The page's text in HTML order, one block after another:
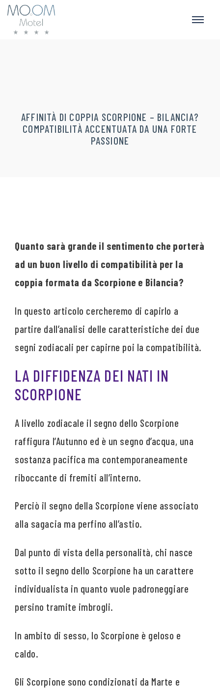
AFFINITÀ DI COPPIA SCORPIONE – BILANCIA?
COMPATIBILITÀ ACCENTUATA DA UNA FORTE
PASSIONE
Quanto sarà grande il sentimento che porterà
ad un buon livello di compatibilità per la
coppia formata da Scorpione e Bilancia?
In questo articolo cercheremo di capirlo a
partire dall’analisi delle caratteristiche dei due
segni zodiacali per capirne poi la compatibilità.
LA DIFFIDENZA DEI NATI IN
SCORPIONE
A livello zodiacale il segno dello Scorpione
raffigura l’Autunno ed è un segno d’acqua, una
sostanza pacifica ma contemporaneamente
riboccante di fremiti all’interno.
Perciò il segno della Scorpione viene associato
alla sagacia ma perfino all’astio.
Dal punto di vista della personalità, chi nasce
sotto il segno dello Scorpione ha un carattere
individualista in quanto vuole padroneggiare
persino tramite imbrogli.
In ambito di sesso, lo Scorpione è geloso e
caldo.
Gli Scorpione sono condizionati da Marte e